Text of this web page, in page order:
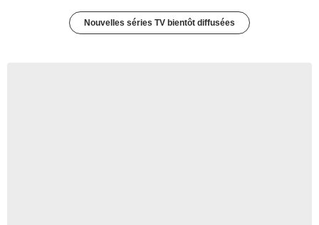
Nouvelles séries TV bientôt diffusées